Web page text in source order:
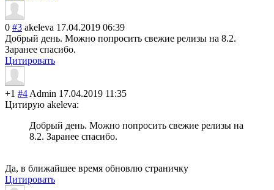
0 #3 akeleva 17.04.2019 06:39
Добрый день. Можно попросить свежие релизы на 8.2.
Заранее спасибо.
Цитировать
+1 #4 Admin 17.04.2019 11:35
Цитирую akeleva:
Добрый день. Можно попросить свежие релизы на
8.2. Заранее спасибо.
Да, в ближайшее время обновлю страничку
Цитировать